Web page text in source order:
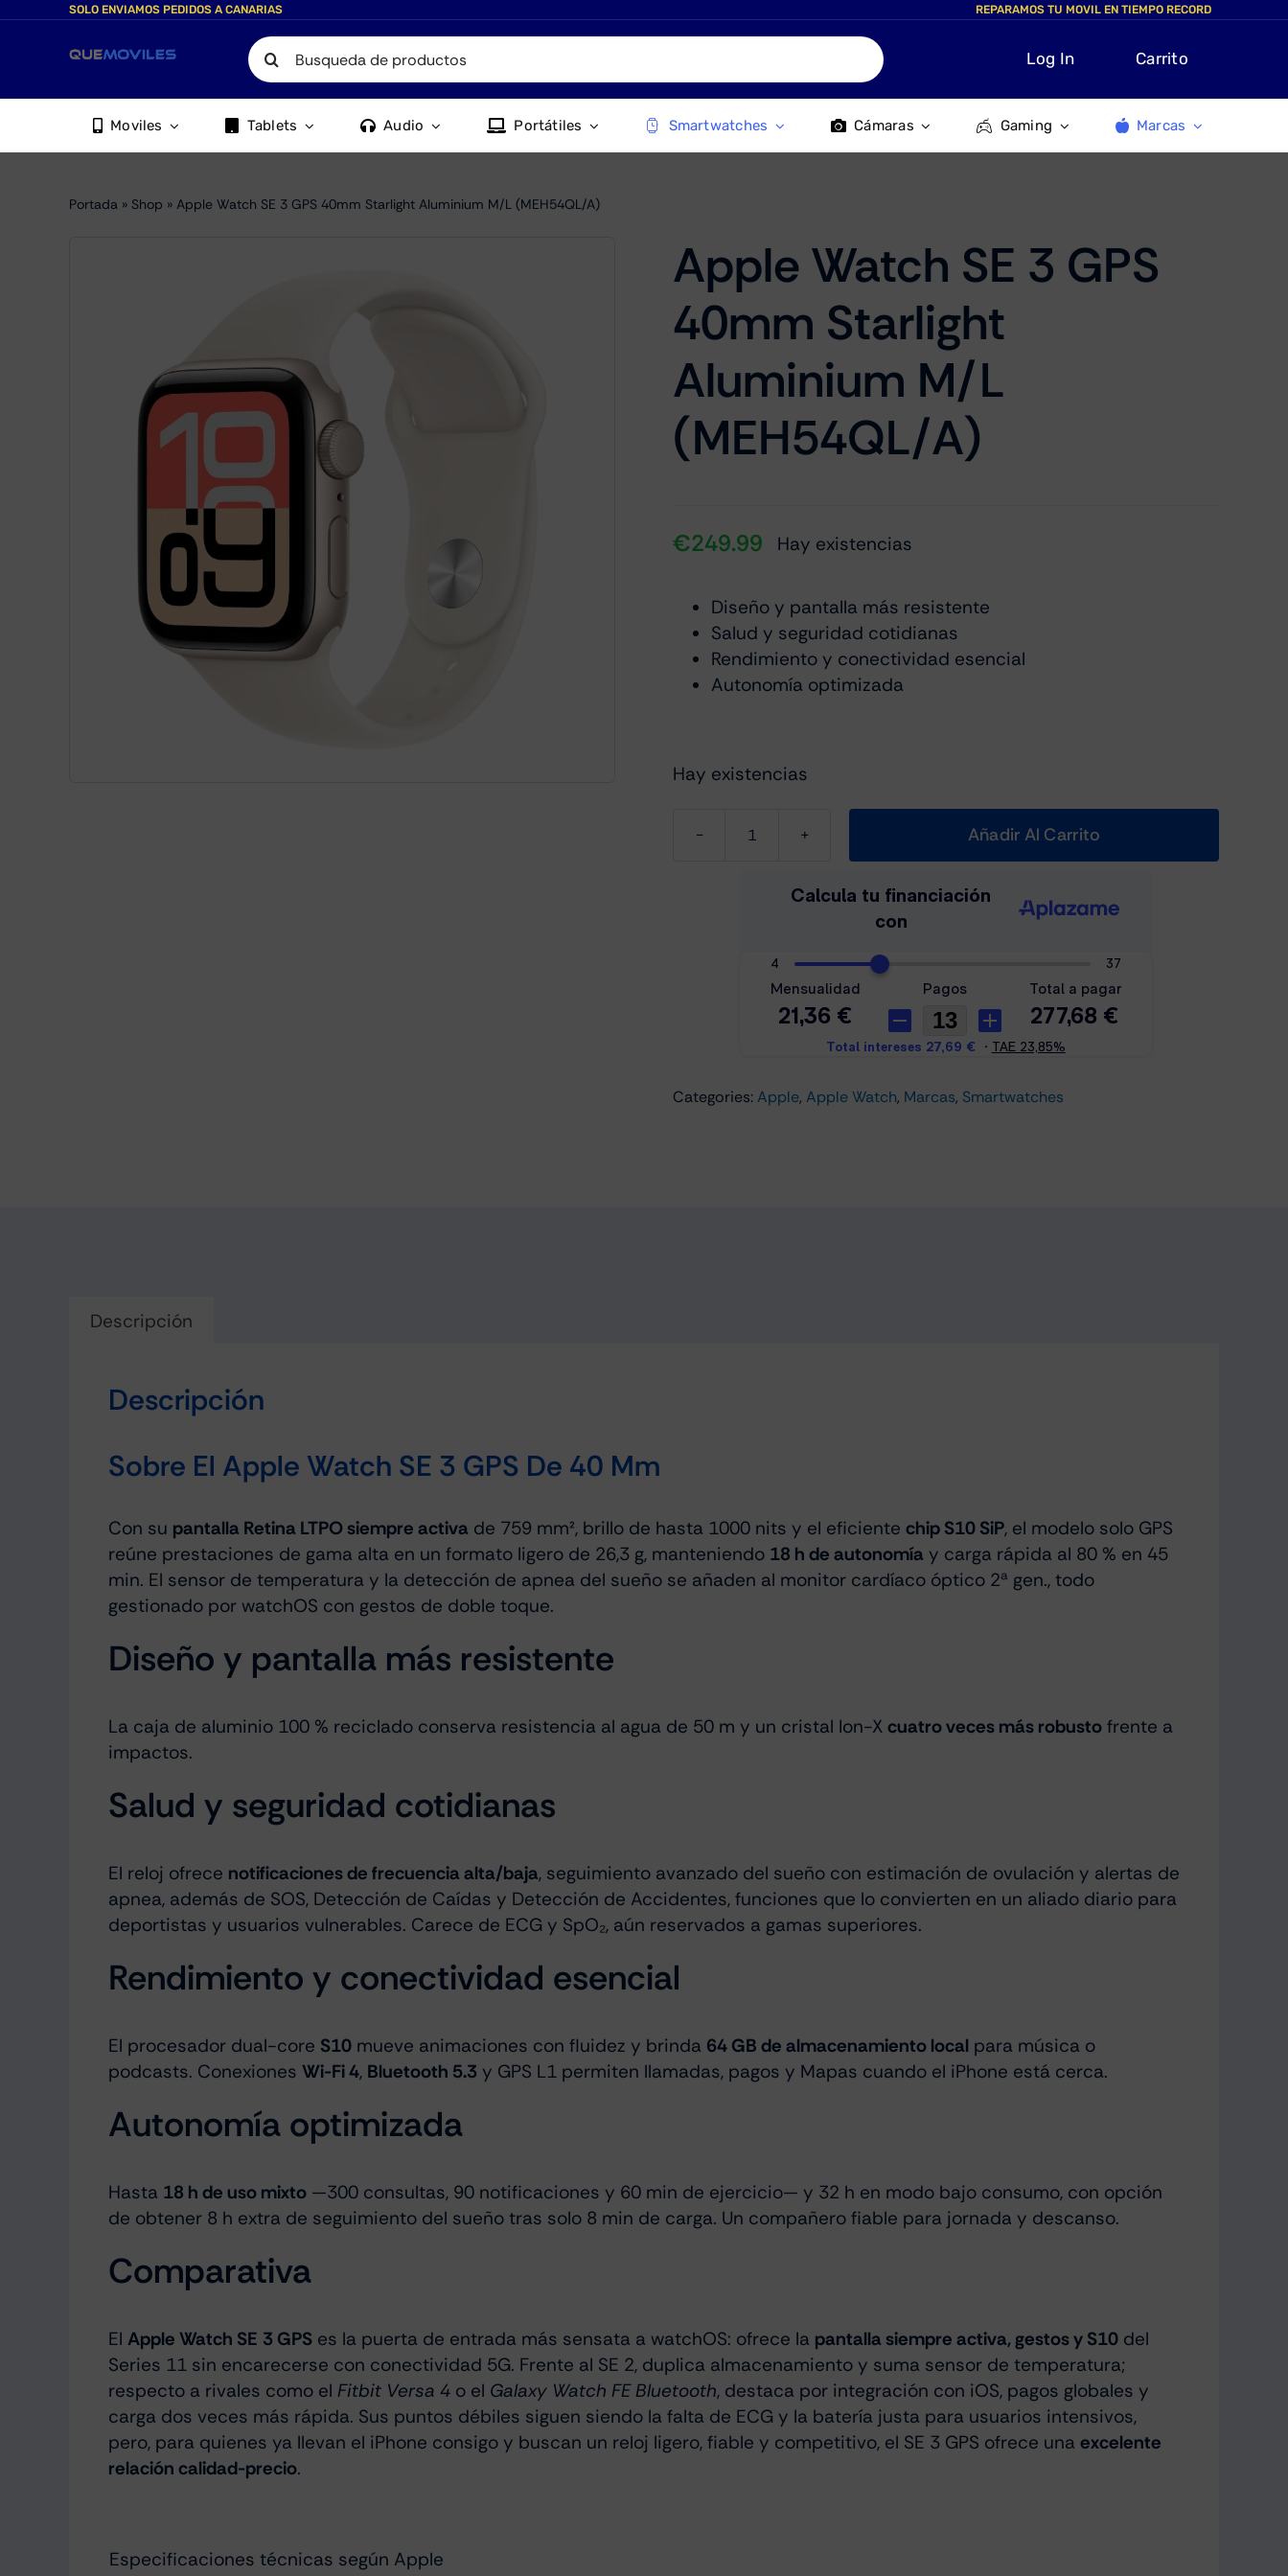
SOLO ENVIAMOS PEDIDOS A CANARIAS REPARAMOS TU MOVIL EN TIEMPO RECORD
Search
for:
Log In Carrito
Moviles Tablets Audio Portátiles Smartwatches Cámaras Gaming Marcas
Portada » Shop » Apple Watch SE 3 GPS 40mm Starlight Aluminium M/L (MEH54QL/A)
Apple Watch SE 3 GPS
40mm Starlight
Aluminium M/L
(MEH54QL/A)
€249.99 Hay existencias
Diseño y pantalla más resistente
Salud y seguridad cotidianas
Rendimiento y conectividad esencial
Autonomía optimizada
Hay existencias
Apple
Aluminium
cantidad
Añadir Al Carrito
Categories:Apple, Apple Watch, Marcas, Smartwatches
Descripción
Descripción
Sobre El Apple Watch SE 3 GPS De 40 Mm
Con su pantalla Retina LTPO siempre activa de 759 mm², brillo de hasta 1000 nits y el eficiente chip S10 SiP, el modelo solo GPS
reúne prestaciones de gama alta en un formato ligero de 26,3 g, manteniendo 18 h de autonomía y carga rápida al 80 % en 45
min. El sensor de temperatura y la detección de apnea del sueño se añaden al monitor cardíaco óptico 2ª gen., todo
gestionado por watchOS con gestos de doble toque.
Diseño y pantalla más resistente
La caja de aluminio 100 % reciclado conserva resistencia al agua de 50 m y un cristal Ion-X cuatro veces más robustofrente a
impactos.
Salud y seguridad cotidianas
El reloj ofrece notificaciones de frecuencia alta/baja, seguimiento avanzado del sueño con estimación de ovulación y alertas de
apnea, además de SOS, Detección de Caídas y Detección de Accidentes, funciones que lo convierten en un aliado diario para
deportistas y usuarios vulnerables. Carece de ECG y SpO₂, aún reservados a gamas superiores.
Rendimiento y conectividad esencial
El procesador dual-core S10mueve animaciones con fluidez y brinda 64 GB de almacenamiento local para música o
podcasts. Conexiones Wi-Fi 4, Bluetooth 5.3 y GPS L1 permiten llamadas, pagos y Mapas cuando el iPhone está cerca.
Autonomía optimizada
Hasta 18 h de uso mixto—300 consultas, 90 notificaciones y 60 min de ejercicio— y 32 h en modo bajo consumo, con opción
de obtener 8 h extra de seguimiento del sueño tras solo 8 min de carga. Un compañero fiable para jornada y descanso.
Comparativa
El Apple Watch SE 3 GPSes la puerta de entrada más sensata a watchOS: ofrece la pantalla siempre activa, gestos y S10del
Series 11 sin encarecerse con conectividad 5G. Frente al SE 2, duplica almacenamiento y suma sensor de temperatura;
respecto a rivales como el Fitbit Versa 4o el Galaxy Watch FE Bluetooth, destaca por integración con iOS, pagos globales y
carga dos veces más rápida. Sus puntos débiles siguen siendo la falta de ECG y la batería justa para usuarios intensivos,
pero, para quienes ya llevan el iPhone consigo y buscan un reloj ligero, fiable y competitivo, el SE 3 GPS ofrece una excelente
relación calidad-precio.
Especificaciones técnicas según Apple